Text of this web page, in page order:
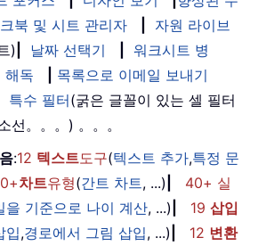
북 및 시트 관리자
자원 라이브
) 날짜 선택기
워크시트 병
해독
목록으로 이메일 보내기
특수 필터(굵은 글꼴이 있는 셀 필터
선。。。) 。。。
:12 텍스트도구(텍스트 추가,특정 문
차트유형(간트 차트, ...)
40+ 실
을 기준으로 나이 계산, ...) 19 삽입
입,경로에서 그림 삽입, ...) 12 변환